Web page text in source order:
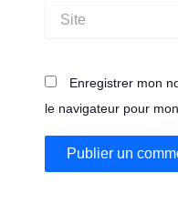
Enregistrer mon
le navigateur pour